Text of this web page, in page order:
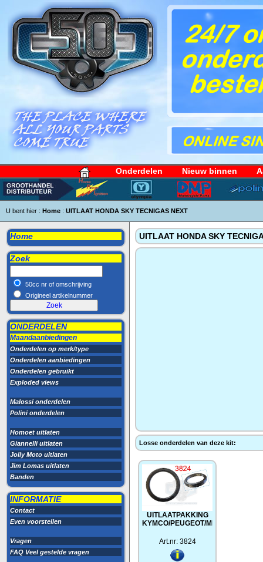
Onderdelen Nieuw binnen
U bent hier : Home : UITLAAT HONDA SKY TECNIGAS NEXT
Home
Zoek
50cc nr of omschrijving
Origineel artikelnummer
ONDERDELEN
Maandaanbiedingen
Onderdelen op merk/type
Onderdelen aanbiedingen
Onderdelen gebruikt
Exploded views
Malossi onderdelen
Polini onderdelen
Homoet uitlaten
Giannelli uitlaten
Jolly Moto uitlaten
Jim Lomas uitlaten
Banden
INFORMATIE
Contact
Even voorstellen
Vragen
FAQ Veel gestelde vragen
UITLAAT HONDA SKY
Losse onderdelen van deze kit:
UITLAATPAKKING
KYMCO/PEUGEOT/MINARELLI
Art.nr: 3824